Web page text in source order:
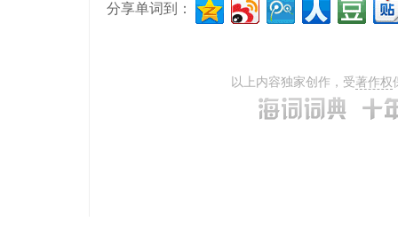
分享单词到：
以上内容独家创作，受著作权